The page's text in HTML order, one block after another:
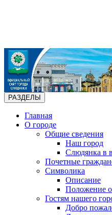
РАЗДЕЛЫ
Главная
О городе
Общие сведения
Наш город
Слюдянка в
Почетные
Символика
Описание
Положение о
Гостям нашего
Добро